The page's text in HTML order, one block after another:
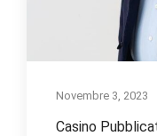
Novembre 3, 2023
Casino